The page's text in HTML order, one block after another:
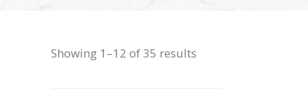
Showing 1–12 of 35 results